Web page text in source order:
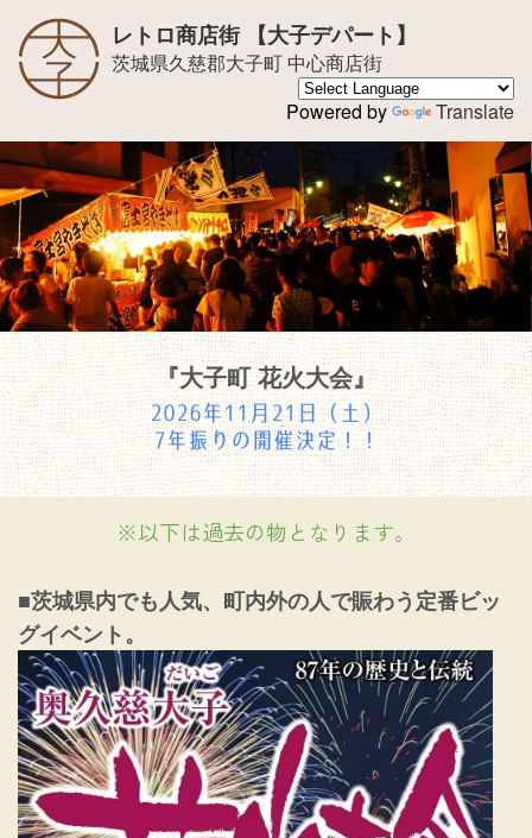
レトロ商店街 【大子デパート】
茨城県久慈郡大子町 中心商店街
Powered by
Translate
『大子町 花火大会』
2026年11月21日（土）
7年振りの開催決定！！
※以下は過去の物となります。
■茨城県内でも人気、町内外の人で賑わう定番ビッ
グイベント。